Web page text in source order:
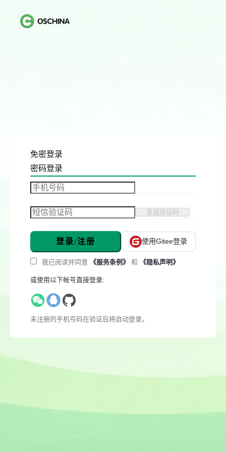
免密登录
密码登录
发送验证码
登录/注册 使用Gitee登录
我已阅读并同意 《服务条例》 和 《隐私声明》
或使用以下帐号直接登录:
未注册的手机号码在验证后将自动登录。